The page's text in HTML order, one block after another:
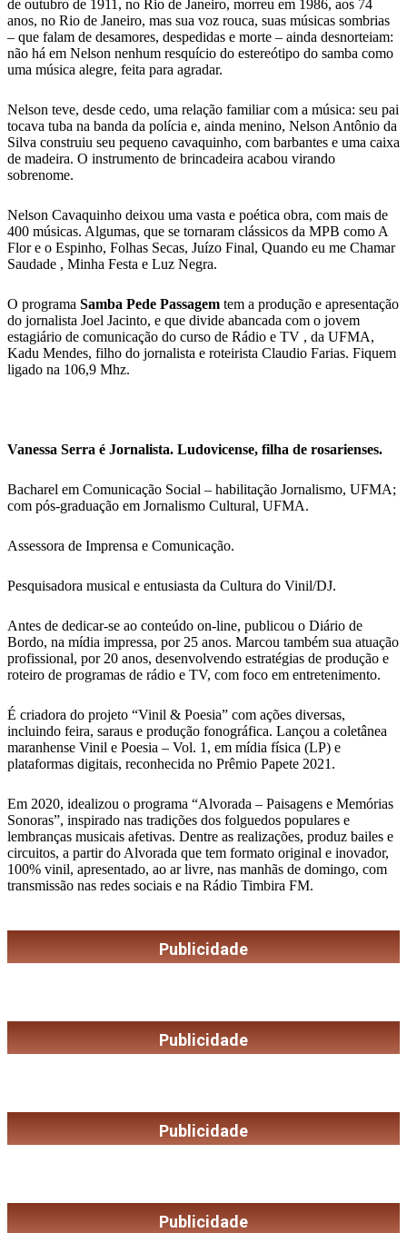
de outubro de 1911, no Rio de Janeiro, morreu em 1986, aos 74
anos, no Rio de Janeiro, mas sua voz rouca, suas músicas sombrias
– que falam de desamores, despedidas e morte – ainda desnorteiam:
não há em Nelson nenhum resquício do estereótipo do samba como
uma música alegre, feita para agradar.
Nelson teve, desde cedo, uma relação familiar com a música: seu pai
tocava tuba na banda da polícia e, ainda menino, Nelson Antônio da
Silva construiu seu pequeno cavaquinho, com barbantes e uma caixa
de madeira. O instrumento de brincadeira acabou virando
sobrenome.
Nelson Cavaquinho deixou uma vasta e poética obra, com mais de
400 músicas. Algumas, que se tornaram clássicos da MPB como A
Flor e o Espinho, Folhas Secas, Juízo Final, Quando eu me Chamar
Saudade , Minha Festa e Luz Negra.
O programa Samba Pede Passagem tem a produção e apresentação
do jornalista Joel Jacinto, e que divide abancada com o jovem
estagiário de comunicação do curso de Rádio e TV , da UFMA,
Kadu Mendes, filho do jornalista e roteirista Claudio Farias. Fiquem
ligado na 106,9 Mhz.
Vanessa Serra é Jornalista. Ludovicense, filha de rosarienses.
Bacharel em Comunicação Social – habilitação Jornalismo, UFMA;
com pós-graduação em Jornalismo Cultural, UFMA.
Assessora de Imprensa e Comunicação.
Pesquisadora musical e entusiasta da Cultura do Vinil/DJ.
Antes de dedicar-se ao conteúdo on-line, publicou o Diário de
Bordo, na mídia impressa, por 25 anos. Marcou também sua atuação
profissional, por 20 anos, desenvolvendo estratégias de produção e
roteiro de programas de rádio e TV, com foco em entretenimento.
É criadora do projeto “Vinil & Poesia” com ações diversas,
incluindo feira, saraus e produção fonográfica. Lançou a coletânea
maranhense Vinil e Poesia – Vol. 1, em mídia física (LP) e
plataformas digitais, reconhecida no Prêmio Papete 2021.
Em 2020, idealizou o programa “Alvorada – Paisagens e Memórias
Sonoras”, inspirado nas tradições dos folguedos populares e
lembranças musicais afetivas. Dentre as realizações, produz bailes e
circuitos, a partir do Alvorada que tem formato original e inovador,
100% vinil, apresentado, ao ar livre, nas manhãs de domingo, com
transmissão nas redes sociais e na Rádio Timbira FM.
Publicidade
Publicidade
Publicidade
Publicidade